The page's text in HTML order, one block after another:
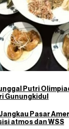
Putri
Gunungkidul
Pasar
atmos dan WSS